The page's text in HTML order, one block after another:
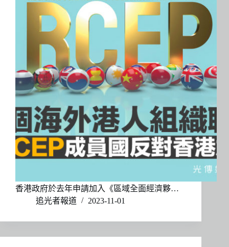
香港政府於去年申請加入《區域全面經濟夥…
追光者報道
2023-11-01